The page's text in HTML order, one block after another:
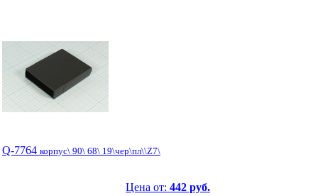
Q-7764 корпус\ 90\ 68\ 19\чер\пл\\Z7\
Цена от: 442 руб.